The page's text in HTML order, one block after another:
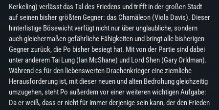
Kerkeling) verlässt das Tal des Friedens und trifft in der großen Stadt
auf seinen bisher größten Gegner: das Chamäleon (Viola Davis). Dieser
hinterlistige Bösewicht verfügt nicht nur über unglaubliche, sondern
auch gleichermaßen gefährliche Fähigkeiten und bringt alle bisherigen
Gegner zurück, die Po bisher besiegt hat. Mit von der Partie sind dabei
unter anderem Tai Lung (Ian McShane) und Lord Shen (Gary Orldman).
Während es für den liebenswerten Drachenkrieger eine ziemliche
Herausforderung ist, mit dieser neuen und alten Bedrohung gleichzeitig
umzugehen, steht Po außerdem vor einer weiteren wichtigen Aufgabe:
Da er weiß, dass er nicht für immer derjenige sein kann, der den Frieden